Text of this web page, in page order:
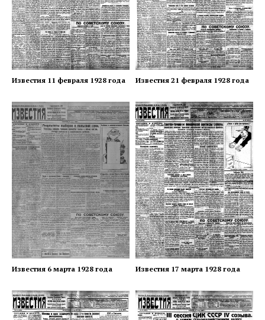
Известия 11 февраля 1928 года Известия 21 февраля 1928 года
Известия 6 марта 1928 года Известия 17 марта 1928 года